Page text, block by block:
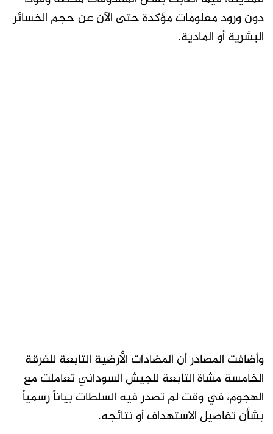
دون ورود معلومات مؤكدة حتى الآن عن حجم الخسائر
البشرية أو المادية.
وأضافت المصادر أن المضادات الأرضية التابعة للفرقة
الخامسة مشاة التابعة للجيش السوداني تعاملت مع
الهجوم، في وقت لم تصدر فيه السلطات بياناً رسمياً
بشأن تفاصيل الاستهداف أو نتائجه.